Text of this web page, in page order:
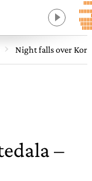
Night falls over
–